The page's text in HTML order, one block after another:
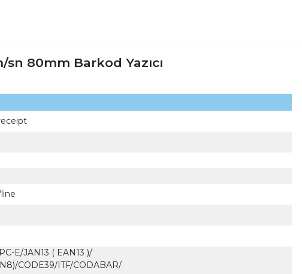
80mm Barkod Yazıcı
E/JAN13 ( EAN13 )/
CODE39/ITF/CODABAR/